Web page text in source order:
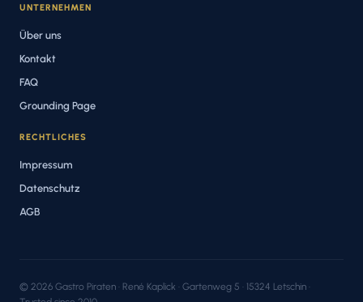
UNTERNEHMEN
Über uns
Kontakt
FAQ
Grounding Page
RECHTLICHES
Impressum
Datenschutz
AGB
© 2026 Gastro Piraten · René Kaplick · Gartenweg 5 · 15324 Letschin ·